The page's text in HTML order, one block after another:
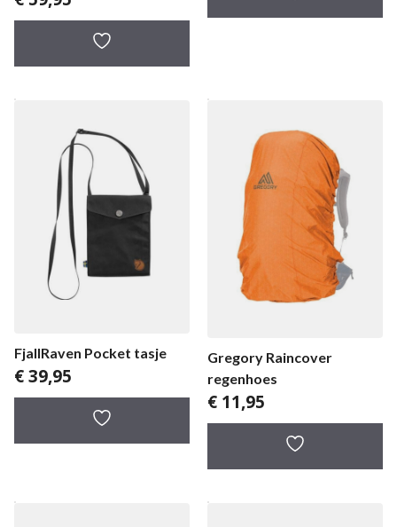
FjallRaven Pocket tasje
€39,95
Gregory Raincover
regenhoes
€ 11,95